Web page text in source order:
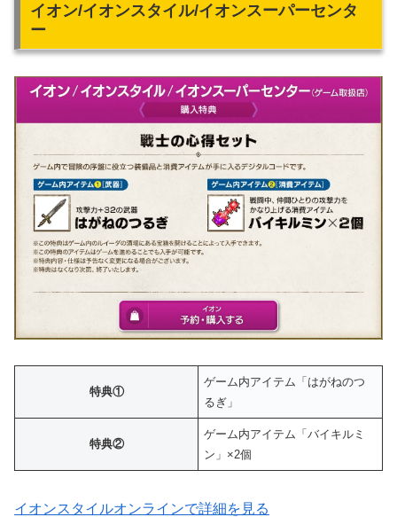
イオン/イオンスタイル/イオンスーパーセンタ
ー
特典①
ゲーム内アイテム「はがねのつ
るぎ」
特典②
ゲーム内アイテム「バイキルミ
ン」×2個
イオンスタイルオンラインで詳細を見る